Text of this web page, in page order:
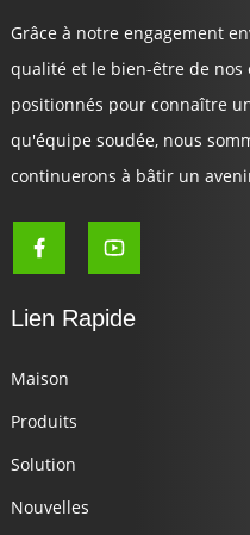
Grâce à notre engagement
qualité et le bien-être de nos
positionnés pour connaître
qu'équipe soudée, nous
continuerons à bâtir un
Lien Rapide
Maison
Produits
Solution
Nouvelles